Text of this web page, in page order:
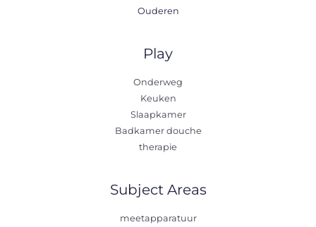
Ouderen
Play
Onderweg
Keuken
Slaapkamer
Badkamer douche
therapie
Subject Areas
meetapparatuur